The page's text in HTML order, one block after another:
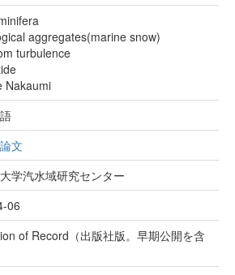
aggregates(marine snow)
turbulence
Nakaumi
文
学汽水域研究センター
06
of Record（出版社版。早期公開を含